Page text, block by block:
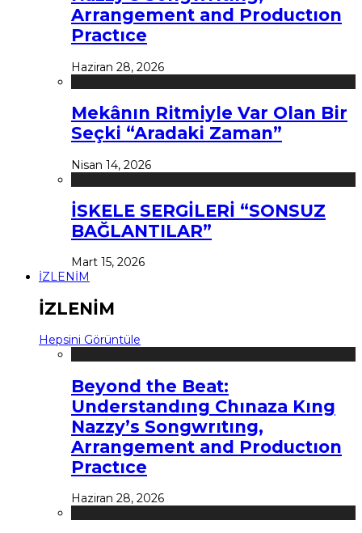
Arrangement and Productıon
Practıce
Haziran 28, 2026
Mekânın Ritmiyle Var Olan Bir
Seçki “Aradaki Zaman”
Nisan 14, 2026
İSKELE SERGİLERİ “SONSUZ
BAĞLANTILAR”
Mart 15, 2026
İZLENİM
İZLENİM
Hepsini Görüntüle
Beyond the Beat:
Understandıng Chınaza Kıng
Nazzy’s Songwrıtıng,
Arrangement and Productıon
Practıce
Haziran 28, 2026